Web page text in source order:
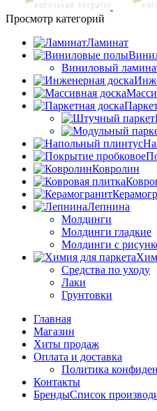
Просмотр категорий
Ламинат
Виниловый
Ковролин
Лепнина
Молдинги
Молдинги гладкие
Молдинги с
Средства по уходу
Лаки
Грунтовки
Главная
Магазин
Хиты продаж
Оплата и доставка
Политика
Контакты
БрендыСписок